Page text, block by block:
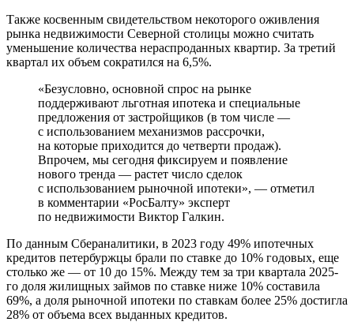
Также косвенным свидетельством некоторого оживления
рынка недвижимости Северной столицы можно считать
уменьшение количества нераспроданных квартир. За третий
квартал их объем сократился на 6,5%.
«Безусловно, основной спрос на рынке
поддерживают льготная ипотека и специальные
предложения от застройщиков (в том числе —
с использованием механизмов рассрочки,
на которые приходится до четверти продаж).
Впрочем, мы сегодня фиксируем и появление
нового тренда — растет число сделок
с использованием рыночной ипотеки», — отметил
в комментарии «РосБалту» эксперт
по недвижимости Виктор Галкин.
По данным Сбераналитики, в 2023 году 49% ипотечных
кредитов петербуржцы брали по ставке до 10% годовых, еще
столько же — от 10 до 15%. Между тем за три квартала 2025-
го доля жилищных займов по ставке ниже 10% составила
69%, а доля рыночной ипотеки по ставкам более 25% достигла
28% от объема всех выданных кредитов.